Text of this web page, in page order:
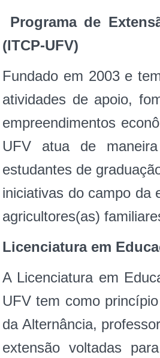
Programa de
(ITCP-UFV)
Fundado em 2003 e
atividades de apoio,
empreendimentos
UFV atua de maneira
estudantes de
iniciativas do campo da
agricultores(as)
Licenciatura em
A Licenciatura em
UFV tem como
da Alternância,
extensão voltadas